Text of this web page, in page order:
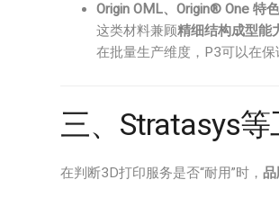
Origin OML、Origin® One 特
这类材料兼顾精细结构成型能
在批量生产维度，P3可以在保
三、Stratasys
在判断3D打印服务是否“耐用”时， 品